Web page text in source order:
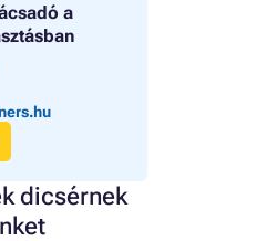
a
dicsérnek